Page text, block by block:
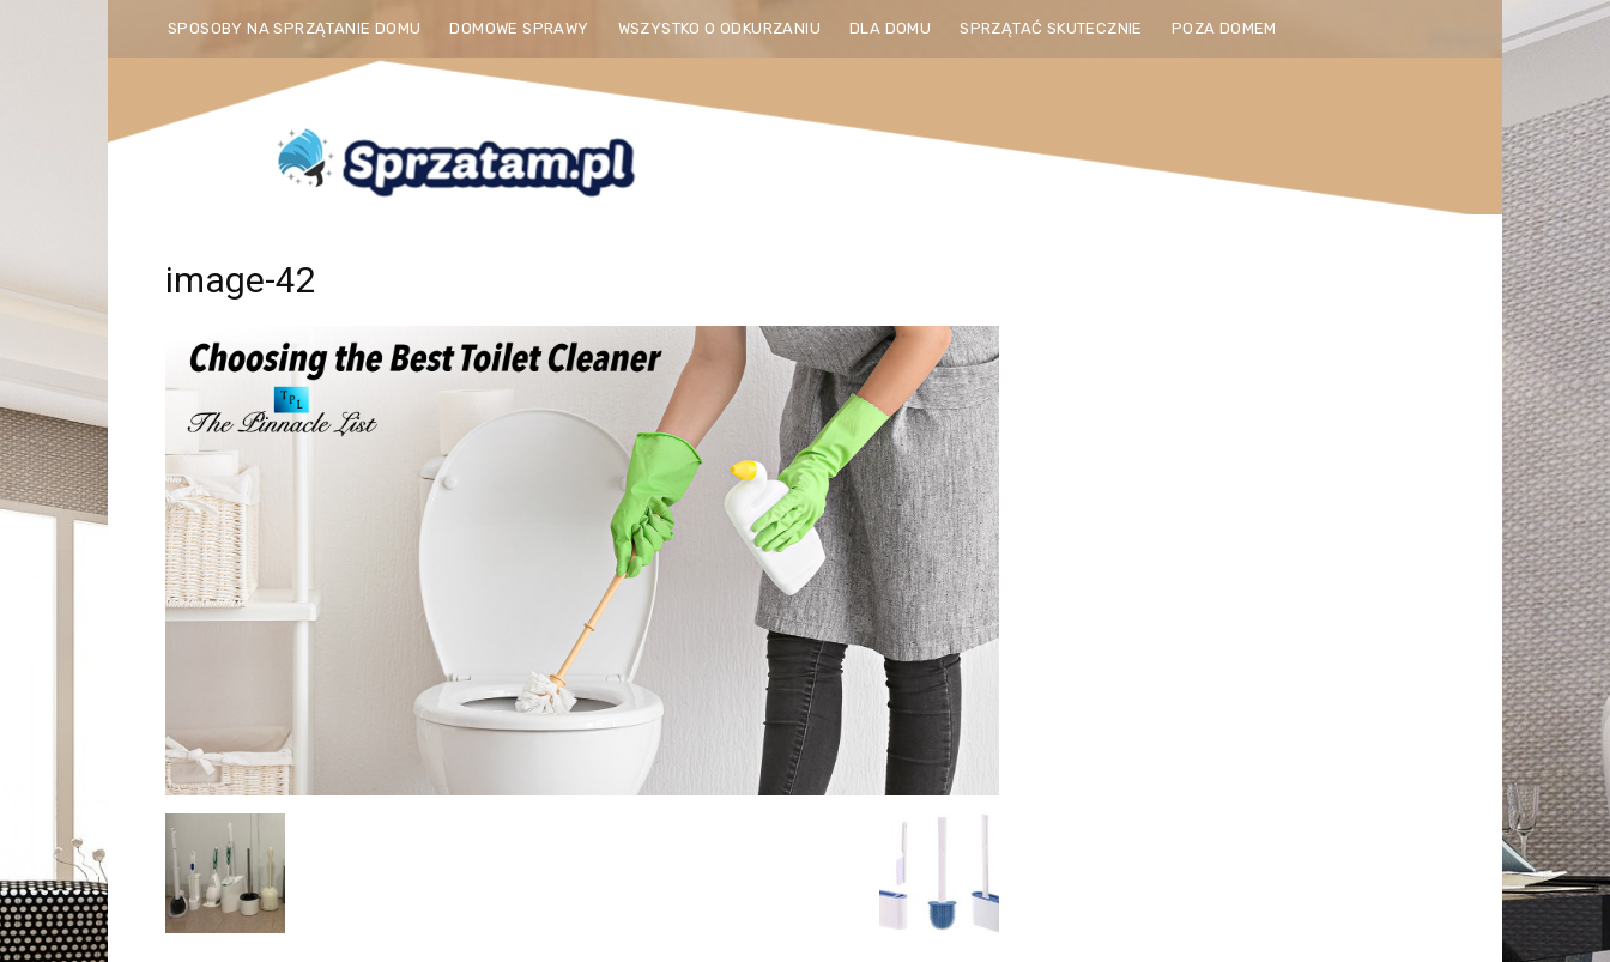
SPOSOBY NA SPRZĄTANIE DOMU DOMOWE SPRAWY WSZYSTKO O ODKURZANIU DLA DOMU SPRZĄTAĆ SKUTECZNIE POZA DOMEM
image-42